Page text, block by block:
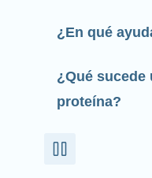
¿En qué
¿Qué sucede
proteína?